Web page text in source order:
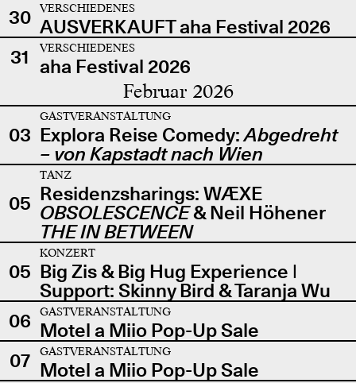
30
VERSCHIEDENES
AUSVERKAUFT aha Festival 2026
31
VERSCHIEDENES
aha Festival 2026
Februar 2026
03
GASTVERANSTALTUNG
Explora Reise Comedy:Abgedreht
– von Kapstadt nach Wien
05
TANZ
Residenzsharings: WÆXE
OBSOLESCENCE& Neil Höhener
THE IN BETWEEN
05
KONZERT
Big Zis & Big Hug Experience |
Support: Skinny Bird & Taranja Wu
06
GASTVERANSTALTUNG
Motel a Miio Pop-Up Sale
07
GASTVERANSTALTUNG
Motel a Miio Pop-Up Sale